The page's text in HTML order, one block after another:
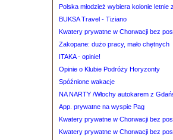
Polska młodzież wybiera kolonie letnie
BUKSA Travel - Tiziano
Kwatery prywatne w Chorwacji bez
Zakopane: dużo pracy, mało chętnych
ITAKA - opinie!
Opinie o Klubie Podróży Horyzonty
Spóźnione wakacje
NA NARTY /Włochy autokarem z
App. prywatne na wyspie Pag
Kwatery prywatne w Chorwacji bez
Kwatery prywatne w Chorwacji bez